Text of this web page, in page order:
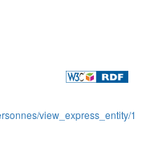
view_express_entity/1